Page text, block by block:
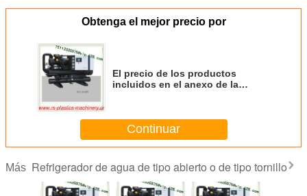
Obtenga el mejor precio por
El precio de los productos
incluidos en el anexo de la
Continuar
Más Refrigerador de agua de tipo abierto o de tipo tornillo